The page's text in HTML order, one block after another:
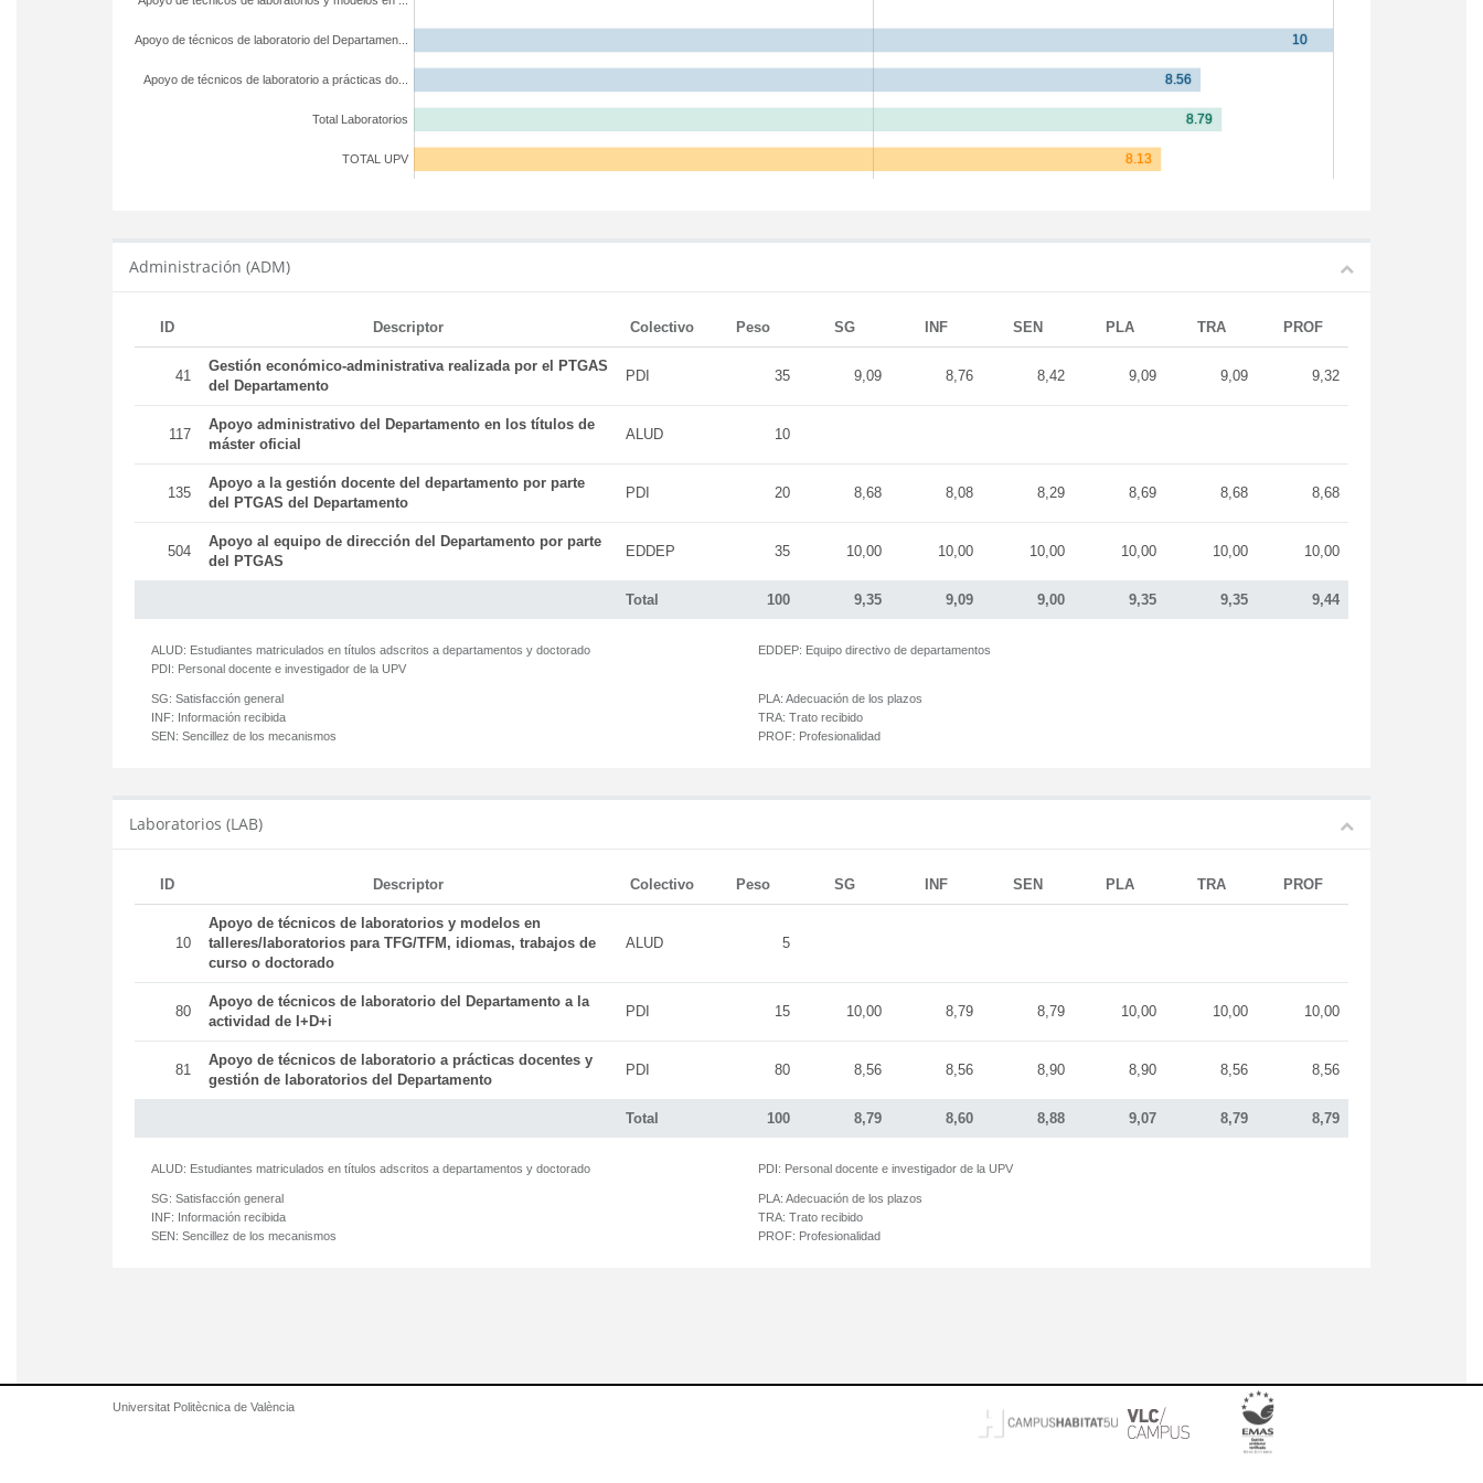
TOTAL UPV
Total Laboratorios
Apoyo de técnicos de laboratorio a prácticas do...
Apoyo de técnicos de laboratorio del Departamen...
Administración (ADM)
ID Descriptor Colectivo Peso SG INF SEN PLA TRA PROF
Total 100 9,35 9,09 9,00 9,35 9,35 9,44
41
Gestión económico-administrativa realizada por el PTGAS
del Departamento
PDI 35 9,09 8,76 8,42 9,09 9,09 9,32
117
Apoyo administrativo del Departamento en los títulos de
máster oficial
ALUD 10
135
Apoyo a la gestión docente del departamento por parte
del PTGAS del Departamento
PDI 20 8,68 8,08 8,29 8,69 8,68 8,68
504
Apoyo al equipo de dirección del Departamento por parte
del PTGAS
EDDEP 35 10,00 10,00 10,00 10,00 10,00 10,00
ALUD: Estudiantes matriculados en títulos adscritos a departamentos y doctorado
PDI: Personal docente e investigador de la UPV
EDDEP: Equipo directivo de departamentos
SG: Satisfacción general
INF: Información recibida
SEN: Sencillez de los mecanismos
PLA: Adecuación de los plazos
TRA: Trato recibido
PROF: Profesionalidad
Laboratorios (LAB)
ID Descriptor Colectivo Peso SG INF SEN PLA TRA PROF
Total 100 8,79 8,60 8,88 9,07 8,79 8,79
10
Apoyo de técnicos de laboratorios y modelos en
talleres/laboratorios para TFG/TFM, idiomas, trabajos de
curso o doctorado
ALUD 5
80
Apoyo de técnicos de laboratorio del Departamento a la
actividad de I+D+i
PDI 15 10,00 8,79 8,79 10,00 10,00 10,00
81
Apoyo de técnicos de laboratorio a prácticas docentes y
gestión de laboratorios del Departamento
PDI 80 8,56 8,56 8,90 8,90 8,56 8,56
ALUD: Estudiantes matriculados en títulos adscritos a departamentos y doctorado PDI: Personal docente e investigador de la UPV
SG: Satisfacción general
INF: Información recibida
SEN: Sencillez de los mecanismos
PLA: Adecuación de los plazos
TRA: Trato recibido
PROF: Profesionalidad
Universitat Politècnica de València